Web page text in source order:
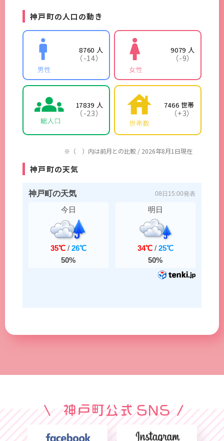
神戸町の人口の動き
8760 人
（-14）
9079 人
（-9）
17839 人
（-23）
7466 世帯
（+3）
※（ ）内は前月との比較 / 2026年8月1日現在
神戸町の天気